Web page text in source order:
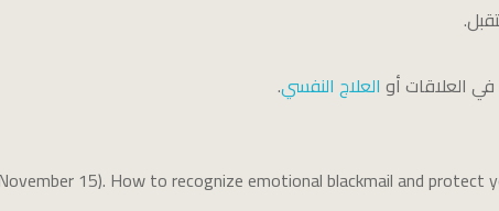
العلاقات أو العلاج النفسي.
15). How to recognize emotional blackmail and protect